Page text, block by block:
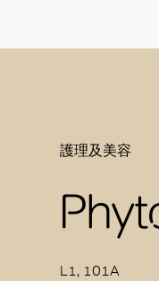
護理及美容
L1, 101A